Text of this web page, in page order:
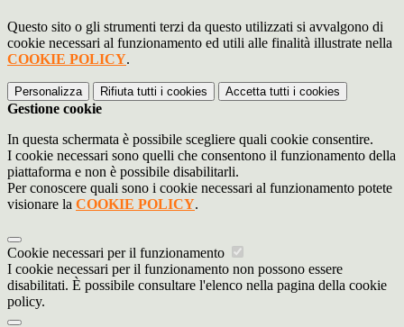
Questo sito o gli strumenti terzi da questo utilizzati si avvalgono di
cookie necessari al funzionamento ed utili alle finalità illustrate nella
COOKIE POLICY.
Personalizza Rifiuta tutti i cookies Accetta tutti i cookies
Gestione cookie
In questa schermata è possibile scegliere quali cookie consentire.
I cookie necessari sono quelli che consentono il funzionamento della
piattaforma e non è possibile disabilitarli.
Per conoscere quali sono i cookie necessari al funzionamento potete
visionare la COOKIE POLICY.
Cookie necessari per il funzionamento
I cookie necessari per il funzionamento non possono essere
disabilitati. È possibile consultare l'elenco nella pagina della cookie
policy.